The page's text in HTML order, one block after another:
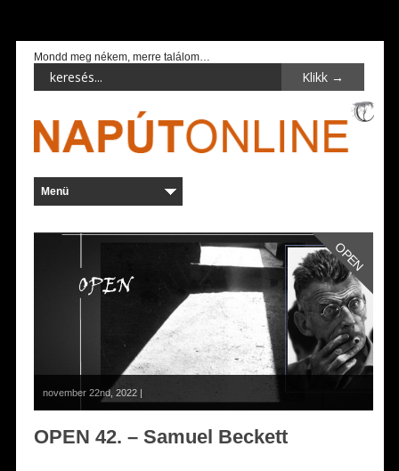
Mondd meg nékem, merre találom…
OPEN
november 22nd, 2022 |
OPEN 42. – Samuel Beckett